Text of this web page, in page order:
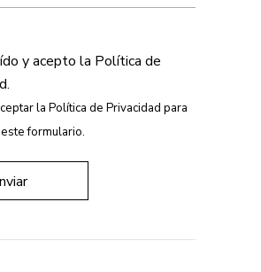
y acepto la Política de
.
la Política de Privacidad para
formulario.